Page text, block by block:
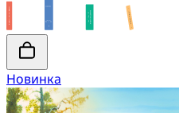
Новинка